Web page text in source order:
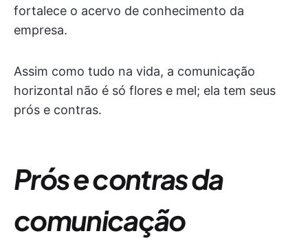
fortalece o acervo de conhecimento da
empresa.
Assim como tudo na vida, a comunicação
horizontal não é só flores e mel; ela tem seus
prós e contras.
Prós e contras da
comunicação